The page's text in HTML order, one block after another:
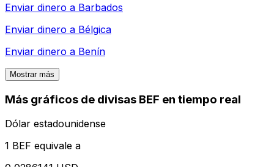
Enviar dinero a Barbados
Enviar dinero a Bélgica
Enviar dinero a Benín
Mostrar más
Más gráficos de divisas BEF en tiempo real
Dólar estadounidense
1 BEF equivale a